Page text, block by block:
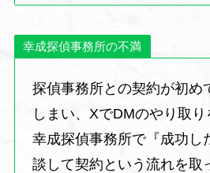
幸成探偵事務所の不満
探偵事務所との契約が初め
しまい、XでDMのやり取
幸成探偵事務所で『成功し
談して契約という流れを取